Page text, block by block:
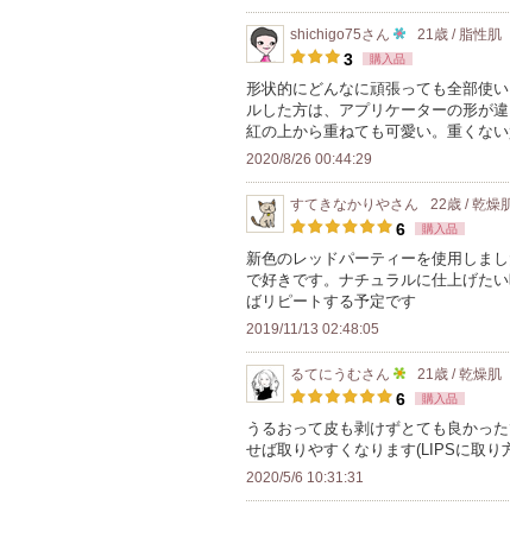
り
録
さ
れ
い
ま
す
ン
バ
ー
に
お
に
入
録
れ
て
ま
shichigo75さん
10
人
以
上
メ
ン
バ
ー
に
気
に
入
り
21歳 / 脂性肌
3 購入品
形状的にどんなに頑張っても全部使
ルした方は、アプリケーターの形が
紅の上から重ねても可愛い。重くな
2020/8/26 00:44:29
すてきなかりやさん 22歳 / 乾燥
6 購入品
新色のレッドパーティーを使用しま
で好きです。ナチュラルに仕上げた
ばリピートする予定です
2019/11/13 02:48:05
るてにうむさん
5
人
以
21歳 / 乾燥肌
6 購入品
うるおって皮も剥けずとても良かっ
せば取りやすくなります(LIPSに取り
2020/5/6 10:31:31